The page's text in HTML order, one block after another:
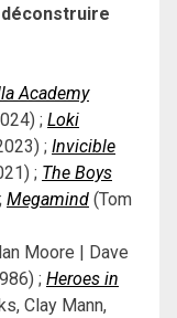
déconstruire
Academy
; Loki
; Invicible
; The Boys
Megamind (Tom
Moore | Dave
; Heroes in
Clay Mann,